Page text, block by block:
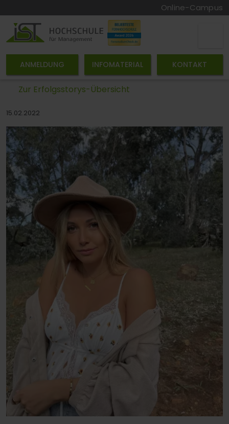
Online-Campus
ANMELDUNG INFOMATERIAL KONTAKT
Zur Erfolgsstorys-Übersicht
15.02.2022